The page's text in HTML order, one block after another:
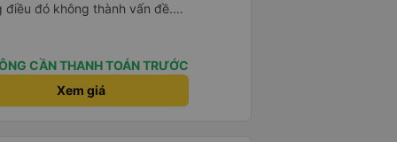
đó không thành vấn đề.
Hà Nội nhưng đã nghỉ rất
rất tốt. Không có WC trên xe
bạn sẽ nghỉ 30 phút hai lần ở
đồng để sử dụng phòng
có thể mua rất nhiều đồ
ngồi rất thoải mái! Hãy
CẦN THANH TOÁN TRƯỚC
Xem giá